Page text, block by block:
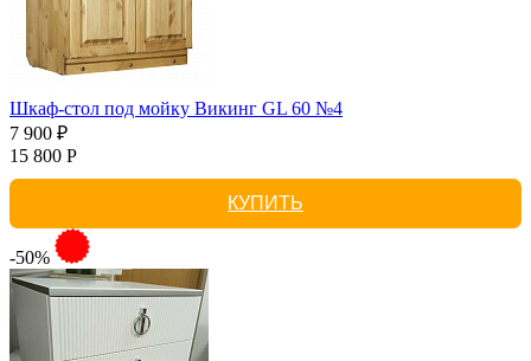
Шкаф-стол под мойку Викинг GL 60 №4
7 900 ₽
15 800 Р
КУПИТЬ
-50%